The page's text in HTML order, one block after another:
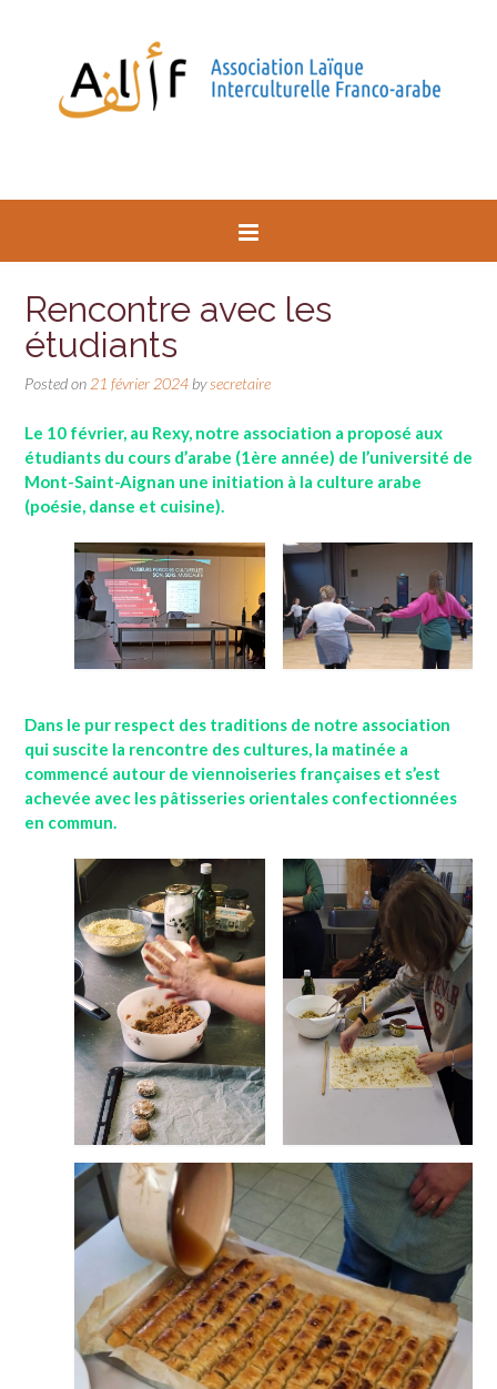
Rencontre avec les
étudiants
Posted on 21 février 2024 bysecretaire
Le 10 février, au Rexy, notre association a proposé aux
étudiants du cours d’arabe (1ère année) de l’université de
Mont-Saint-Aignan une initiation à la culture arabe
(poésie, danse et cuisine).
Dans le pur respect des traditions de notre association
qui suscite la rencontre des cultures, la matinée a
commencé autour de viennoiseries françaises et s’est
achevée avec les pâtisseries orientales confectionnées
en commun.